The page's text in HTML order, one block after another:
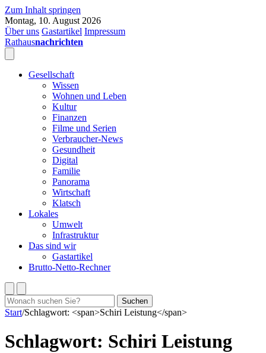
Zum Inhalt springen
Montag, 10. August 2026
Über uns Gastartikel Impressum
Rathausnachrichten
Gesellschaft
Wissen
Wohnen und Leben
Kultur
Finanzen
Filme und Serien
Verbraucher-News
Gesundheit
Digital
Familie
Panorama
Wirtschaft
Klatsch
Lokales
Umwelt
Infrastruktur
Das sind wir
Gastartikel
Brutto-Netto-Rechner
Suchen
nach:
Suchen
Start/Schlagwort: <span>Schiri Leistung</span>
Schlagwort: Schiri Leistung